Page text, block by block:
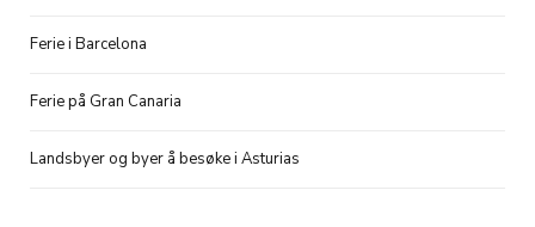
Ferie i Barcelona
Ferie på Gran Canaria
Landsbyer og byer å besøke i Asturias